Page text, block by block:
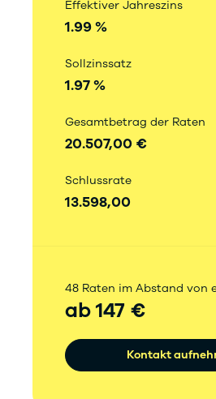
Effektiver Jahreszins
1.99 %
Sollzinssatz
1.97 %
Gesamtbetrag der Raten
20.507,00 €
Schlussrate
13.598,00
48 Raten im Abstand von
ab 147 €
Kontakt